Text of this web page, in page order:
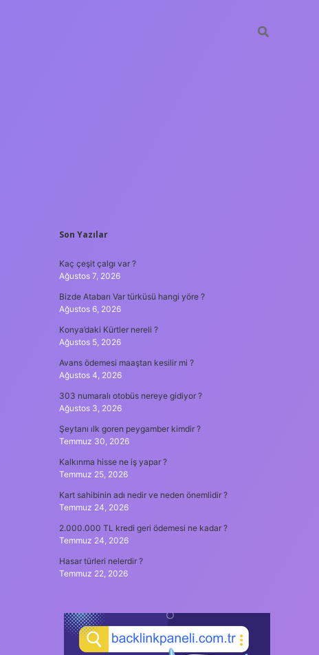
SIDEBAR
Son Yazılar
Kaç çeşit çalgı var ?
Ağustos 7, 2026
Bizde Atabarı Var türküsü hangi yöre ?
Ağustos 6, 2026
Konya’daki Kürtler nereli ?
Ağustos 5, 2026
Avans ödemesi maaştan kesilir mi ?
Ağustos 4, 2026
303 numaralı otobüs nereye gidiyor ?
Ağustos 3, 2026
Şeytanı ılk goren peygamber kimdir ?
Temmuz 30, 2026
Kalkınma hisse ne iş yapar ?
Temmuz 25, 2026
Kart sahibinin adı nedir ve neden önemlidir ?
Temmuz 24, 2026
2.000.000 TL kredi geri ödemesi ne kadar ?
Temmuz 24, 2026
Hasar türleri nelerdir ?
Temmuz 22, 2026